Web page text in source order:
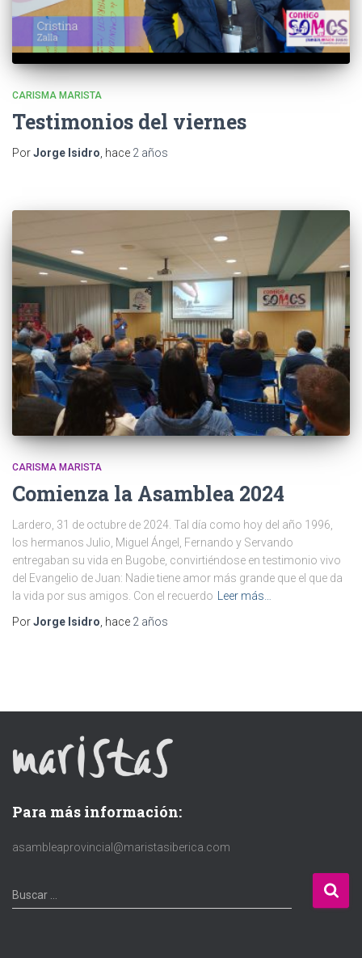
CARISMA MARISTA
Testimonios del viernes
PorJorge Isidro, hace 2 años
CARISMA MARISTA
Comienza la Asamblea 2024
Lardero, 31 de octubre de 2024. Tal día como hoy del año 1996,
los hermanos Julio, Miguel Ángel, Fernando y Servando
entregaban su vida en Bugobe, convirtiéndose en testimonio vivo
del Evangelio de Juan: Nadie tiene amor más grande que el que da
la vida por sus amigos. Con el recuerdo
Leer más…
PorJorge Isidro , hace 2 años
Para más información:
asambleaprovincial@maristasiberica.com
B
u
Buscar …